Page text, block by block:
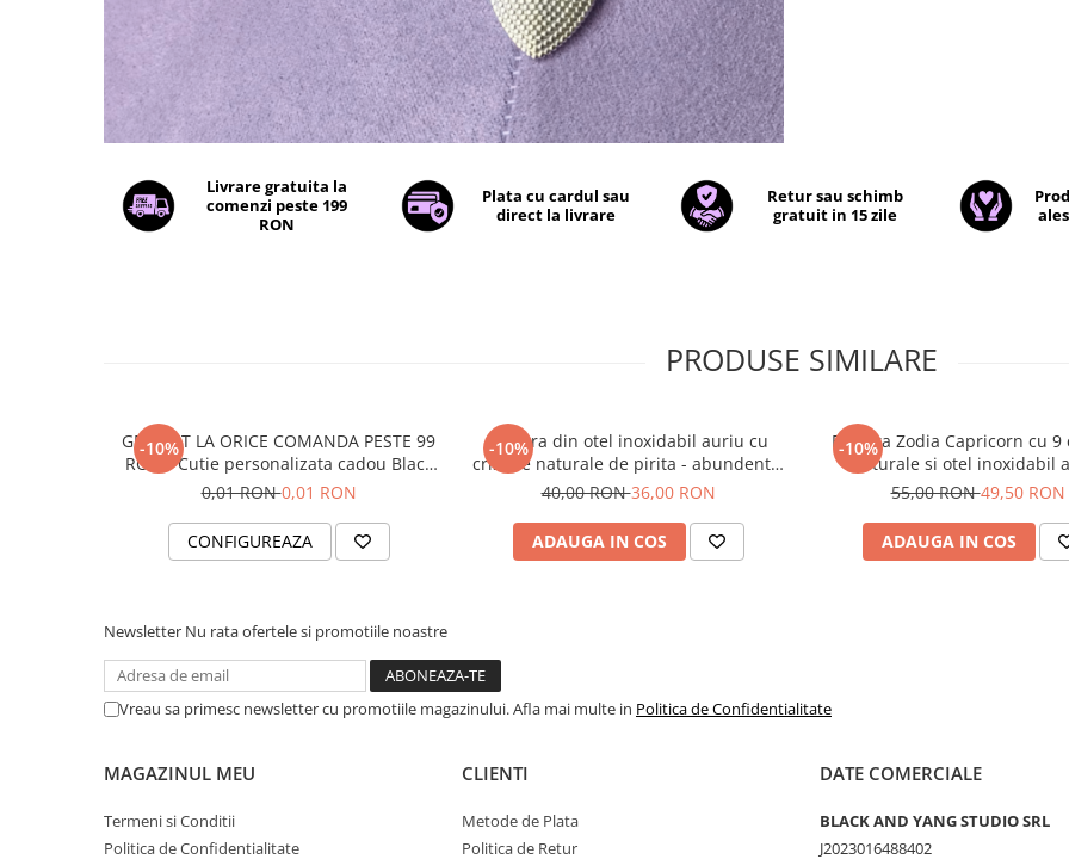
Livrare gratuita la
comenzi peste 199
RON
Plata cu cardul sau
direct la livrare
Retur sau schimb
gratuit in 15 zile
PRODUSE SIMILARE
-10%
GRATUIT LA ORICE COMANDA PESTE 99
RON - Cutie personalizata cadou Black
and Yang
0,01 RON0,01 RON
CONFIGUREAZA
-10%
Bratara din otel inoxidabil auriu cu
cristale naturale de pirita - abundenta,
prosperitate, succes
40,00 RON36,00 RON
ADAUGA IN COS
-10%
Bratara Zodia Capricorn cu 9
naturale si otel inoxidabil
55,00 RON49,50 RON
ADAUGA IN COS
Newsletter Nu rata ofertele si promotiile noastre
Vreau sa primesc newsletter cu promotiile magazinului. Afla mai multe in Politica de Confidentialitate
MAGAZINUL MEU
Termeni si Conditii
Politica de Confidentialitate
CLIENTI
Metode de Plata
Politica de Retur
DATE COMERCIALE
BLACK AND YANG STUDIO SRL
J2023016488402